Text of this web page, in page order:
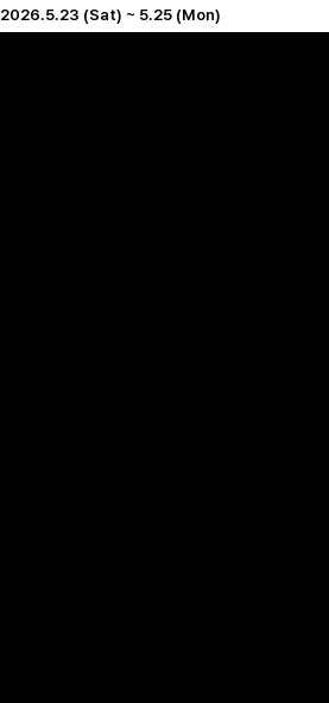
2026.5.23 (Sat) ~ 5.25 (Mon)